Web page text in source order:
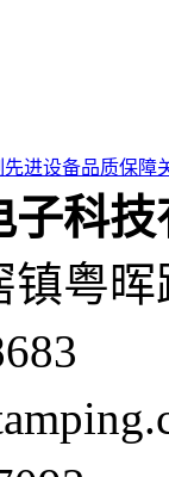
先进设备品质保障
子科
粤晖